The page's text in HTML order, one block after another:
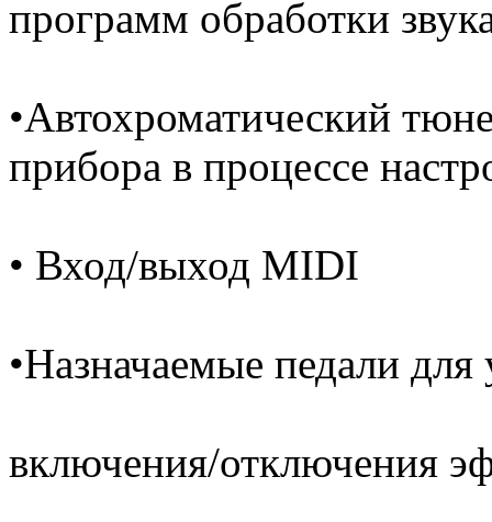
программ обработки
•Автохроматический
прибора в процессе
• Вход/выход MIDI
•Назначаемые педали
включения/отключения